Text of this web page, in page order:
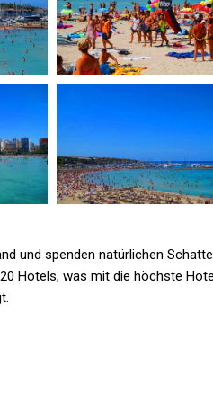
und spenden natürlichen
Hotels, was mit die höchste